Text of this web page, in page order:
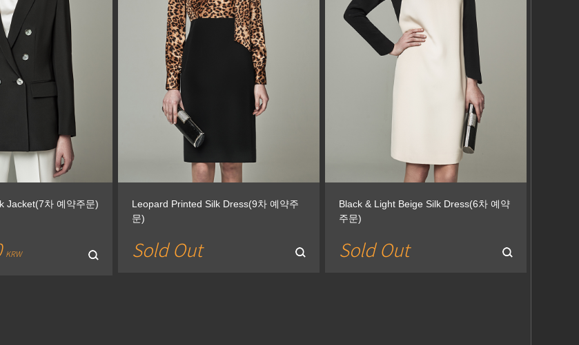
Jacket(7차 예약주문)
KRW
Leopard Printed Silk Dress(9차 예약주
문)
Sold Out
Black & Light Beige Silk Dress(6차 예약
주문)
Sold Out